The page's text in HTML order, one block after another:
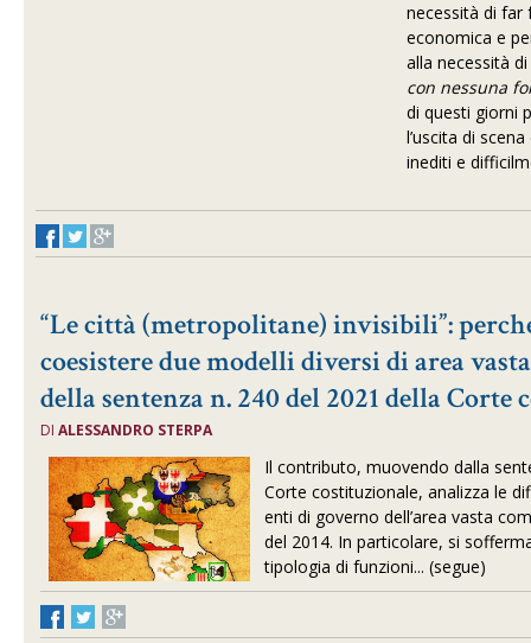
necessità di far
economica e
alla necessità
con nessuna
di questi giorni
l’uscita di
inediti e
“Le città (metropolitane) invisibili”:
coesistere due modelli diversi di area
della sentenza n. 240 del 2021 della Corte
DIALESSANDRO STERPA
Il contributo, muovendo dalla
Corte costituzionale, analizza le
enti di governo dell’area vasta
del 2014. In particolare, si
tipologia di funzioni... (segue)